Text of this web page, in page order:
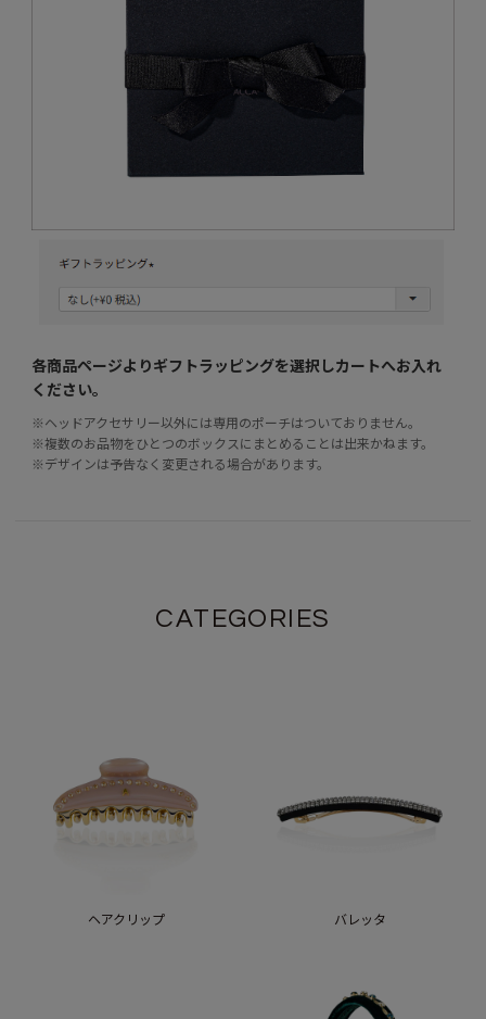
各商品ページよりギフトラッピングを選択しカートへお入れ
ください。
※ヘッドアクセサリー以外には専用のポーチはついておりません。
※複数のお品物をひとつのボックスにまとめることは出来かねます。
※デザインは予告なく変更される場合があります。
CATEGORIES
ヘアクリップ バレッタ